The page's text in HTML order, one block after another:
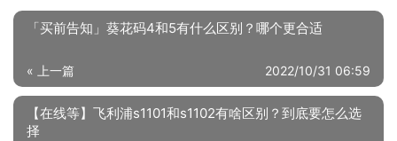
「买前告知」葵花码4和5有什么区别？哪个更合适
« 上一篇 2022/10/31 06:59
【在线等】飞利浦s1101和s1102有啥区别？到底要怎么选
择